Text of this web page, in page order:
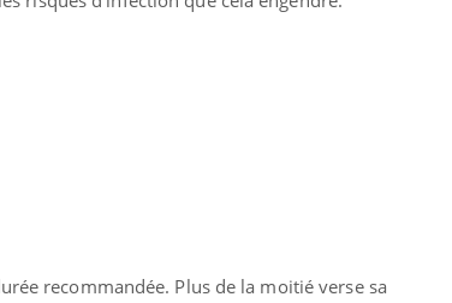
recommandée. Plus de la moitié verse sa